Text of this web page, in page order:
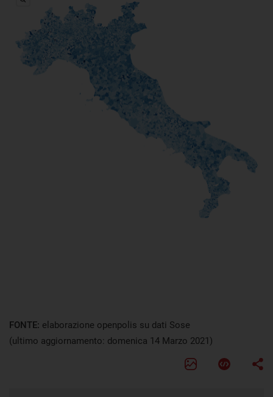
FONTE: elaborazione openpolis su dati Sose
(ultimo aggiornamento: domenica 14 Marzo 2021)